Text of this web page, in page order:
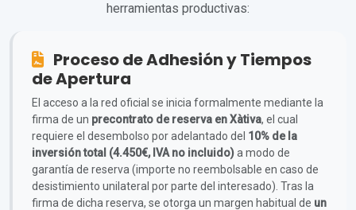
herramientas productivas:
Proceso de Adhesión y Tiempos
de Apertura
El acceso a la red oficial se inicia formalmente mediante la
firma de un precontrato de reserva en Xàtiva, el cual
requiere el desembolso por adelantado del 10% de la
inversión total (4.450€, IVA no incluido)a modo de
garantía de reserva (importe no reembolsable en caso de
desistimiento unilateral por parte del interesado). Tras la
firma de dicha reserva, se otorga un margen habitual de un